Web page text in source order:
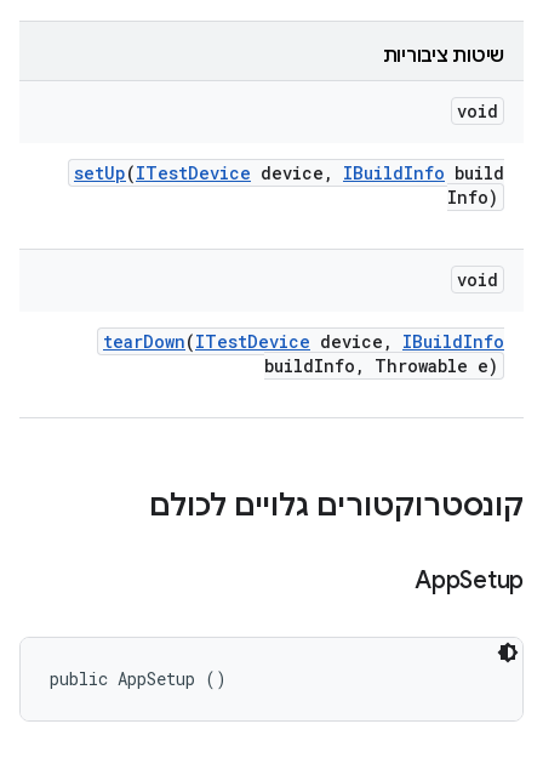
שיטות ציבוריות
void
setUp(ITestDevice device , IBuildInfo build
Info)
void
tearDown(ITestDevice device , IBuildInfo
buildInfo , Throwable e)
קונסטרוקטורים גלויים לכולם
AppSetup
public AppSetup ()